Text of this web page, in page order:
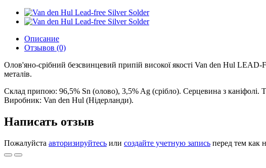
Описание
Отзывов (0)
Олов'яно-срібний безсвинцевий припій високої якості Van den Hul
металів.
Склад припою: 96,5% Sn (олово), 3,5% Ag (срібло). Серцевина з
Виробник: Van den Hul (Нідерланди).
Написать отзыв
Пожалуйста авторизируйтесь или создайте учетную запись перед тем как